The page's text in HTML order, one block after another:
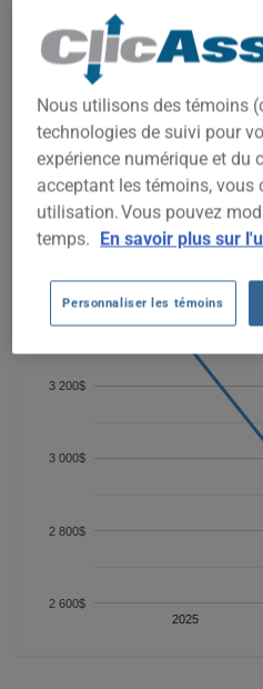
COÛTS
SQ6 E-TRON
Nous n'avons pas encore
d'assurance auto pour ce
Essayez un autre modèle ou
commencez une soumission
Pour trouver la meilleur
SQ6 E-TRON 2025, il est plus
comparer les options disponibles.
2025
2 600$
2 800$
3 000$
3 200$
Nous utilisons des témoins
technologies de suivi pour
expérience numérique et du
acceptant les témoins, vous
utilisation. Vous pouvez
temps. En savoir plus sur
Personnaliser les témoins